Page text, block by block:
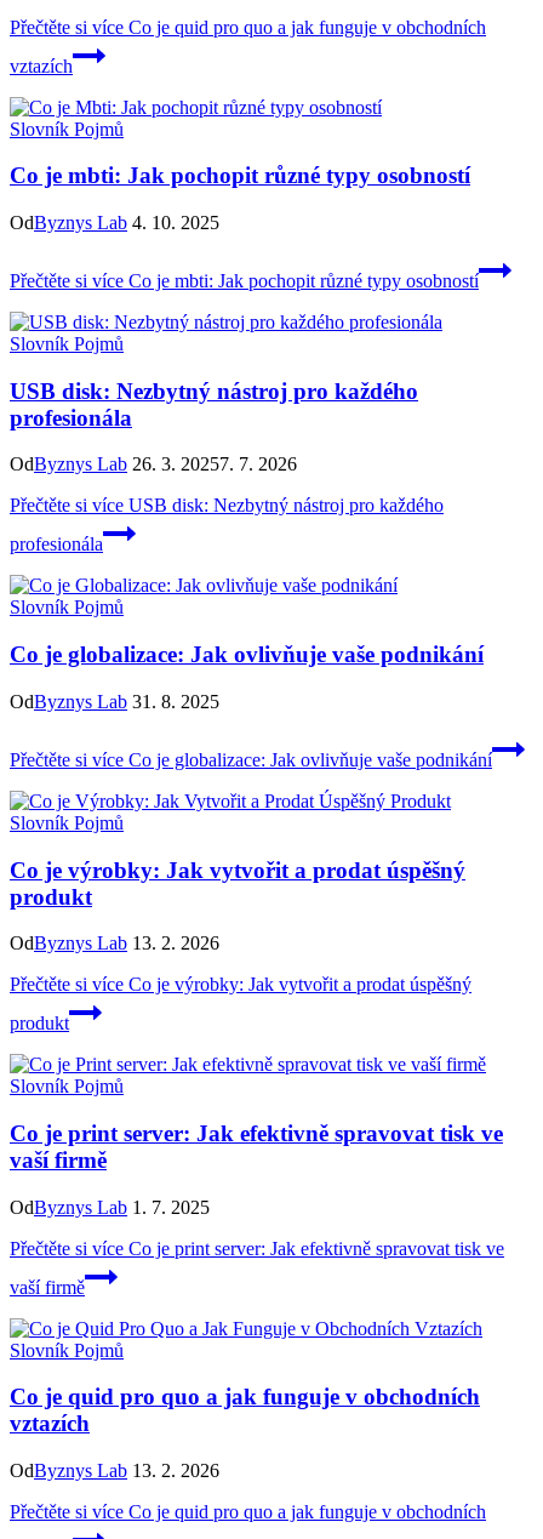
Přečtěte si více Co je quid pro quo a jak funguje v obchodních
vztazích
Slovník Pojmů
Co je mbti: Jak pochopit různé typy osobností
OdByznys Lab 4. 10. 2025
Přečtěte si více Co je mbti: Jak pochopit různé typy osobností
Slovník Pojmů
USB disk: Nezbytný nástroj pro každého
profesionála
OdByznys Lab 26. 3. 20257. 7. 2026
Přečtěte si více USB disk: Nezbytný nástroj pro každého
profesionála
Slovník Pojmů
Co je globalizace: Jak ovlivňuje vaše podnikání
OdByznys Lab 31. 8. 2025
Přečtěte si více Co je globalizace: Jak ovlivňuje vaše podnikání
Slovník Pojmů
Co je výrobky: Jak vytvořit a prodat úspěšný
produkt
OdByznys Lab 13. 2. 2026
Přečtěte si více Co je výrobky: Jak vytvořit a prodat úspěšný
produkt
Slovník Pojmů
Co je print server: Jak efektivně spravovat tisk ve
vaší firmě
OdByznys Lab 1. 7. 2025
Přečtěte si více Co je print server: Jak efektivně spravovat tisk ve
vaší firmě
Slovník Pojmů
Co je quid pro quo a jak funguje v obchodních
vztazích
OdByznys Lab 13. 2. 2026
Přečtěte si více Co je quid pro quo a jak funguje v obchodních